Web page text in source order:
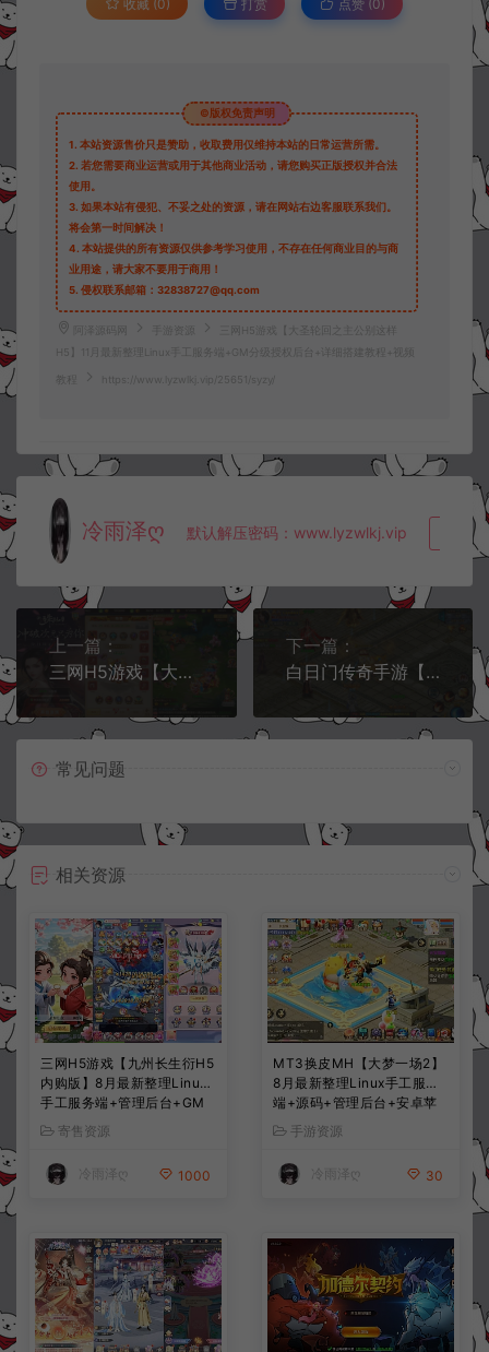
收藏 (0) 打赏 点赞 (0)
©版权免责声明
1. 本站资源售价只是赞助，收取费用仅维持本站的日常运营所需。
2. 若您需要商业运营或用于其他商业活动，请您购买正版授权并合法
使用。
3. 如果本站有侵犯、不妥之处的资源，请在网站右边客服联系我们。
将会第一时间解决！
4. 本站提供的所有资源仅供参考学习使用，不存在任何商业目的与商
业用途，请大家不要用于商用！
5. 侵权联系邮箱：32838727@qq.com
阿泽源码网 手游资源
三网H5游戏【大圣轮回之主公别这样
H5】11月最新整理Linux手工服务端+GM分级授权后台+详细搭建教程+视频
教程 https://www.lyzwlkj.vip/25651/syzy/
冷雨泽ღ 默认解压密码：www.lyzwlkj.vip 复
上一篇：
三网H5游戏【大圣轮回之诛仙西游H5】11月最新整理Linux手工服务端+多区跨服+GM分级授权后台+详细搭建教程+视频教程
下一篇：
白日门传奇手游【楼兰传奇三大陆单职业】11月最新整理Win一键服务端+GM后台+安卓苹果双端+详细搭建教程+视频教程
常见问题
相关资源
三网H5游戏【九州长生衍H5
内购版】8月最新整理Linux
手工服务端+管理后台+GM
授权后台+简易安卓客户端
+详细搭建教程+视频教程
寄售资源
冷雨泽ღ 1000
MT3换皮MH【大梦一场2】
8月最新整理Linux手工服务
端+源码+管理后台+安卓苹
果双端+详细搭建教程+视频
教程
手游资源
冷雨泽ღ 30